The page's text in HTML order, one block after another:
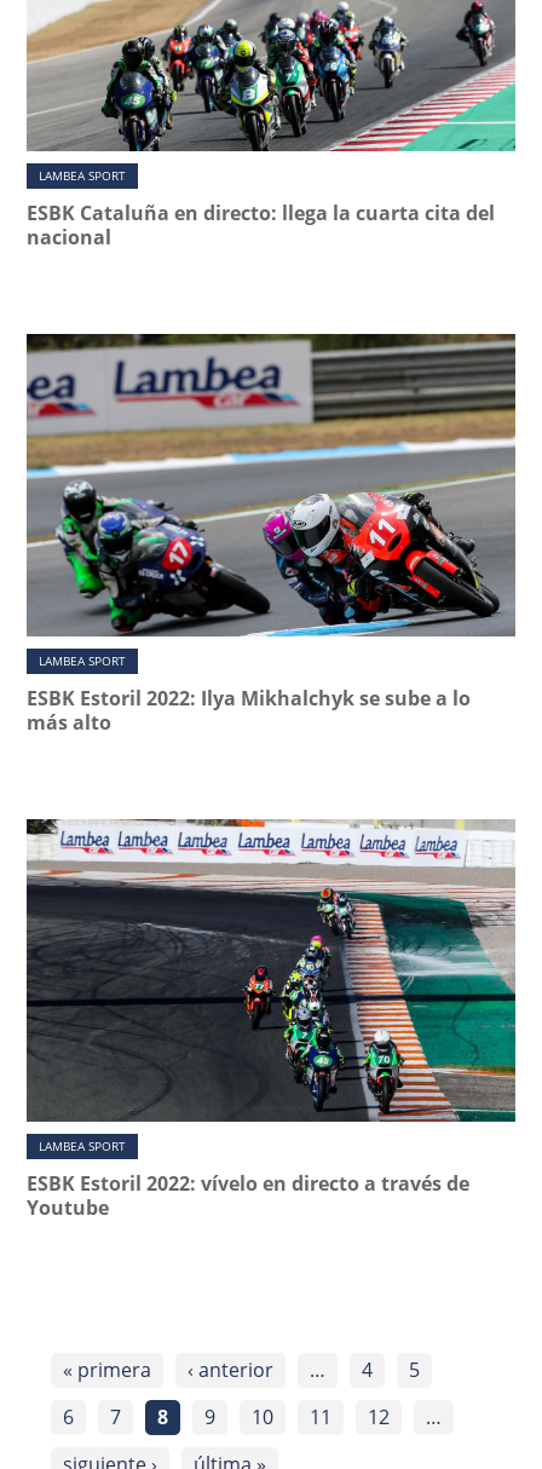
LAMBEA SPORT
ESBK Cataluña en directo: llega la cuarta cita del
nacional
LAMBEA SPORT
ESBK Estoril 2022: Ilya Mikhalchyk se sube a lo
más alto
LAMBEA SPORT
ESBK Estoril 2022: vívelo en directo a través de
Youtube
« primera ‹ anterior … 4
5
6
7 8 9 10 11 12
…